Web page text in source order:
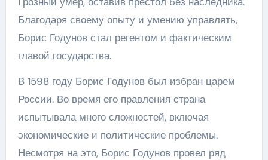
Благодаря своему опыту и умению управлять,
Борис Годунов стал регентом и фактическим
главой государства.
В 1598 году Борис Годунов был избран царем
России. Во время его правления страна
испытывала много сложностей, включая
экономические и политические проблемы.
Несмотря на это, Борис Годунов провел ряд